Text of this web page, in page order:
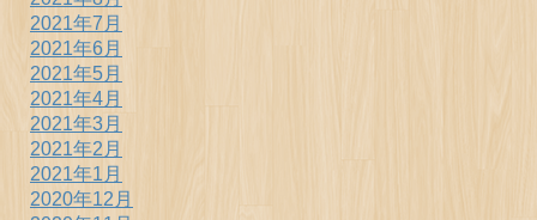
2021年7月
2021年6月
2021年5月
2021年4月
2021年3月
2021年2月
2021年1月
2020年12月